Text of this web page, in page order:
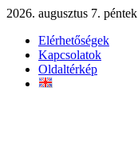
2026. augusztus 7. péntek
Elérhetőségek
Kapcsolatok
Oldaltérkép